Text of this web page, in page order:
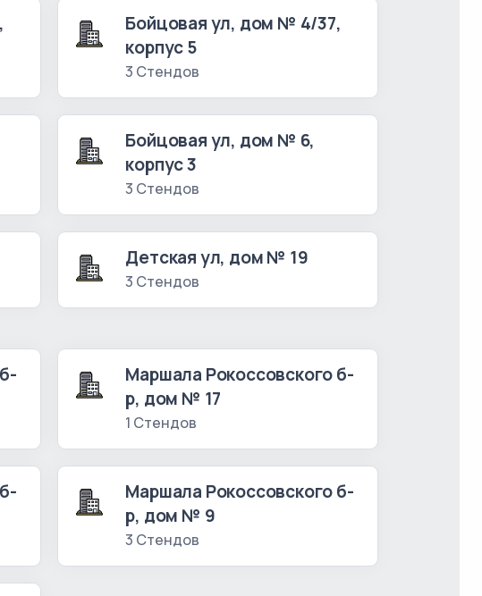
Бойцовая ул, дом № 4/37,
корпус 5
3 Стендов
Бойцовая ул, дом № 6,
корпус 3
3 Стендов
Детская ул, дом № 19
3 Стендов
Маршала Рокоссовского б-
р, дом № 17
1 Стендов
Маршала Рокоссовского б-
р, дом № 9
3 Стендов